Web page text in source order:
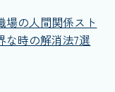
場の人間関係スト
な時の解消法7選